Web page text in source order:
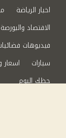
اخبار الرياضة
الاقتصاد والبورصة
فيديوهات
سيارات
حظك اليوم